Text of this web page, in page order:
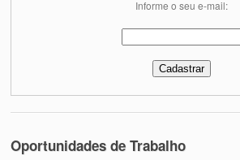
Informe o seu e-mail:
Oportunidades de Trabalho